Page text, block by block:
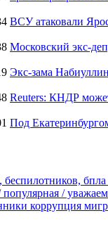
ВСУ атаковали
Московский экс-
Экс-зама
Reuters: КНДР
Под
беспилотников, бпла
популярная /
коррупция